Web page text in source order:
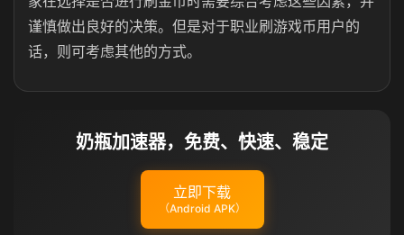
谨慎做出良好的决策。但是对于职业刷游戏币用户的
话，则可考虑其他的方式。
奶瓶加速器，免费、快速、稳定
立即下载
（Android APK）